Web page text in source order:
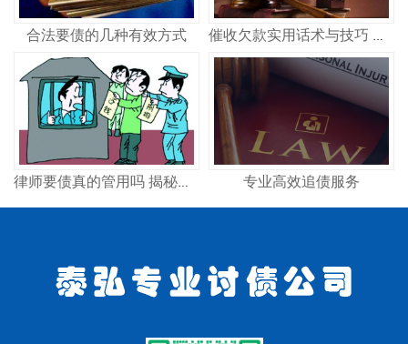
合法要债的几种有效方式 催收欠款实用话术与技巧 合法高效讨债策略
律师要债真的管用吗 揭秘专业律师追债全流程 专业高效追债服务